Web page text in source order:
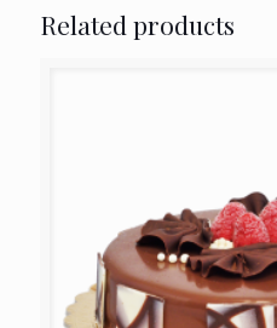
Related products